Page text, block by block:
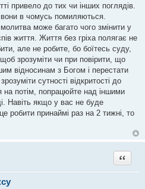
привело до тих чи інших поглядів.
в чомусь помиляються.
може багато чого змінити у
життя. Життя без гріха полягає не
але не робите, бо боїтесь суду,
зрозуміти чи при повірити, що
відносинам з Богом і перестати
сутності відкритості до
на потім, попрацюйте над іншими
Навіть якщо у вас не буде
робити принаймі раз на 2 тижні, то
Цитата